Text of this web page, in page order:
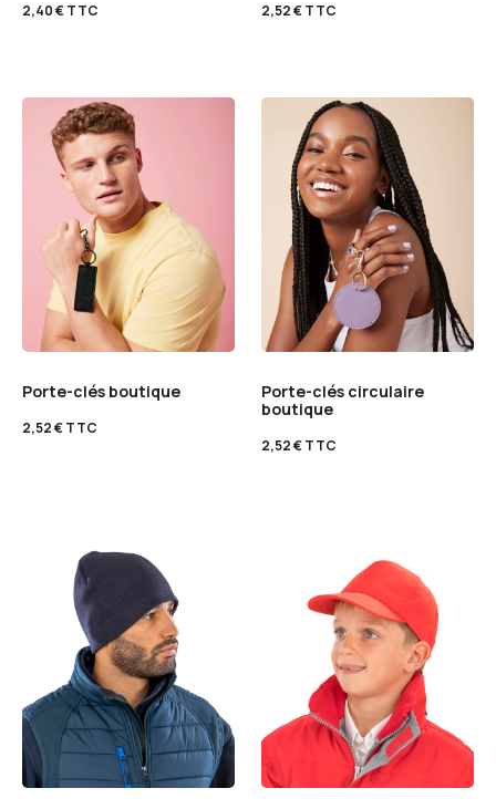
2,40€TTC 2,52€TTC
Porte-clés boutique
2,52€TTC
Porte-clés circulaire
boutique
2,52€TTC